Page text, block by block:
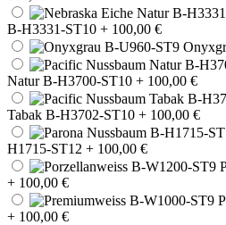
B-H3331-ST10 + 100,00 €
Natur B-H3700-ST10 + 100,00 €
Tabak B-H3702-ST10 + 100,00 €
H1715-ST12 + 100,00 €
+ 100,00 €
+ 100,00 €